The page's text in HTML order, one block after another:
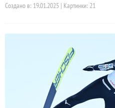
Создано в: 19.01.2025 | Картинки: 21